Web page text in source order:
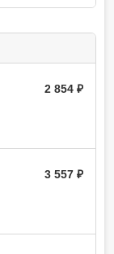
2 854
3 557